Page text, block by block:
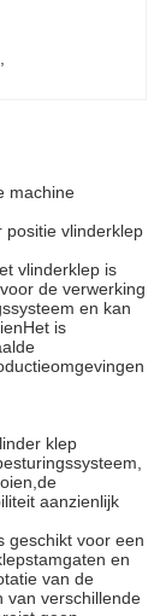
machine
positie vlinderklep
vlinderklep is
de verwerking
en kan
is
klep
aanzienlijk
geschikt voor een
en
van de
van verschillende